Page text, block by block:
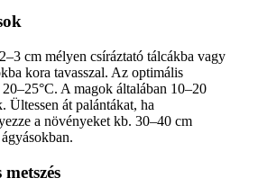
cm mélyen csíráztató tálcákba vagy
kora tavasszal. Az optimális
A magok általában 10–20
Ültessen át palántákat, ha
a növényeket kb. 30–40 cm